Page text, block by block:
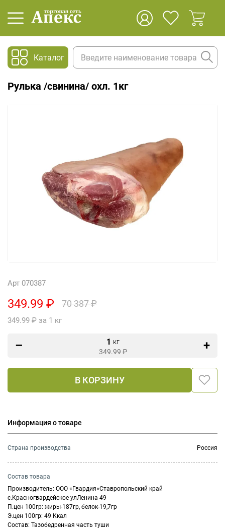
Каталог
Рулька /свинина/ охл. 1кг
Арт 070387
349.99 ₽ 70 387 ₽
349.99 ₽ за 1 кг
1 кг
349.99 ₽
В КОРЗИНУ
Информация о товаре
Страна производства Россия
Состав товара
Производитель: ООО «Гвардия»Ставропольский край
с.Красногвардейское улЛенина 49
П.цен 100гр: жиры-187гр, белок-19,7гр
Э.цен 100гр: 49 Ккал
Состав: Тазобедренная часть туши